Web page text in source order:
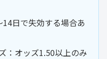
日で失効する場合あ
：オッズ1.50以上のみ